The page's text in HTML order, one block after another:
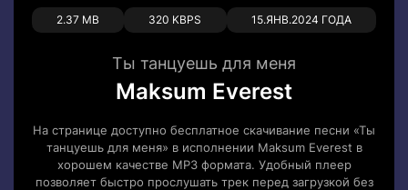
2.37 MB 320 KBPS 15.ЯНВ.2024 ГОДА
0 0
Ты танцуешь для меня
Maksum Everest
На странице доступно бесплатное скачивание песни «Ты
танцуешь для меня» в исполнении Maksum Everest в
хорошем качестве MP3 формата. Удобный плеер
позволяет быстро прослушать трек перед загрузкой без